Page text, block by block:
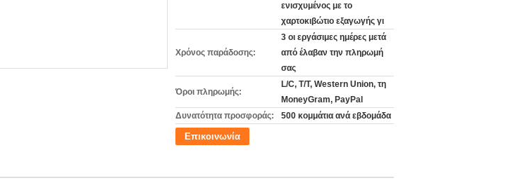
ενισχυμένος με το
χαρτοκιβώτιο εξαγωγής γι
Χρόνος παράδοσης:
3 οι εργάσιμες ημέρες μετά
από έλαβαν την πληρωμή
σας
Όροι πληρωμής:
L/C, T/T, Western Union, τη
MoneyGram, PayPal
Δυνατότητα προσφοράς:
500 κομμάτια ανά εβδομάδα
Επικοινωνία